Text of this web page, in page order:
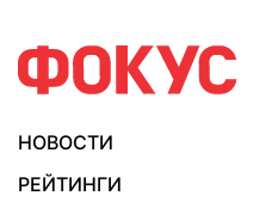
НОВОСТИ
РЕЙТИНГИ